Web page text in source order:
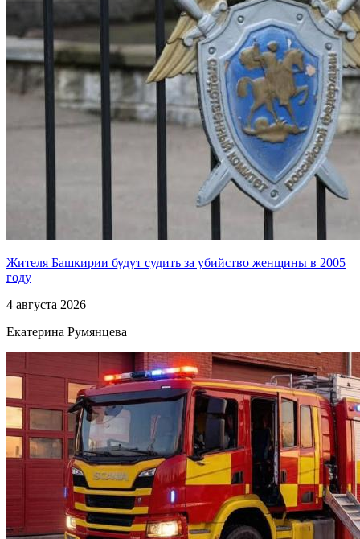
Жителя Башкирии будут судить за убийство женщины в 2005
году
4 августа 2026
Екатерина Румянцева